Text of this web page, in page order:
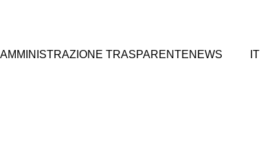
AMMINISTRAZIONE TRASPARENTENEWS IT